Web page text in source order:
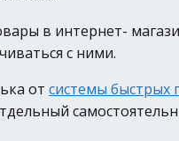
в интернет-
с ними.
от системы быстрых